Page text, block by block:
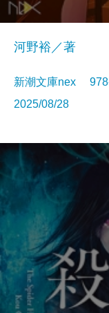
河野裕／著
新潮文庫nex
2025/08/28